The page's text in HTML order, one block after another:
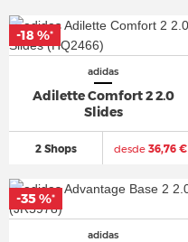
adidas
Adilette Comfort 2 2.0
Slides
2 Shops desde36,76 €
-18 %*
adidas
-35 %*